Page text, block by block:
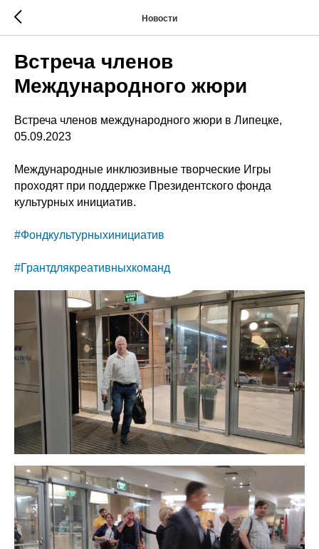
Новости
Встреча членов
Международного жюри
Встреча членов международного жюри в Липецке,
05.09.2023
Международные инклюзивные творческие Игры
проходят при поддержке Президентского фонда
культурных инициатив.
#Фондкультурныхинициатив
#Грантдлякреативныхкоманд